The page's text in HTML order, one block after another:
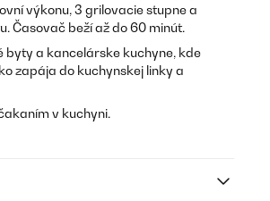
výkonu, 3 grilovacie stupne a
Časovač beží až do 60 minút.
byty a kancelárske kuchyne, kde
zapája do kuchynskej linky a
v kuchyni.